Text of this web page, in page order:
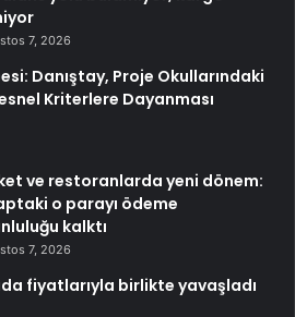
7, 2026
Danıştay, Proje Okullarındaki
Kriterlere Dayanması
ve restoranlarda yeni dönem:
o parayı ödeme
kalktı
7, 2026
fiyatlarıyla birlikte yavaşladı